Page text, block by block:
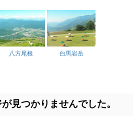
八方尾根 白馬岩岳